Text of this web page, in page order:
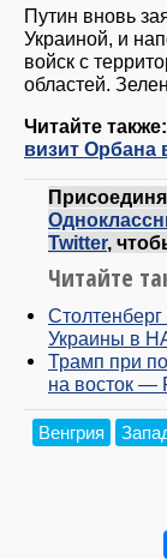
Путин вновь
Украиной, и
войск с
областей.
Читайте также:
визит Орбана
Twitter,
Читайте
Украины в
Трамп при
на восток —
Венгрия